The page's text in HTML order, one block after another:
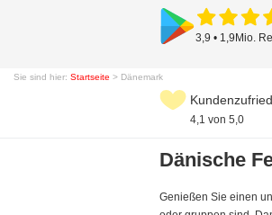
3,9 • 1,9Mio.
Sie sind hier: Startseite > Dänemark
4,1 von 5,0
Dänische
Genießen Sie einen